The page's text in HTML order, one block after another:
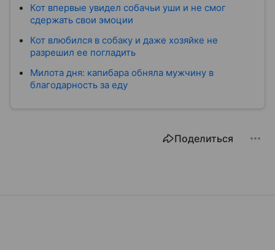
Кот впервые увидел собачьи уши и не смог
сдержать свои эмоции
Кот влюбился в собаку и даже хозяйке не
разрешил ее погладить
Милота дня: капибара обняла мужчину в
благодарность за еду
Поделиться